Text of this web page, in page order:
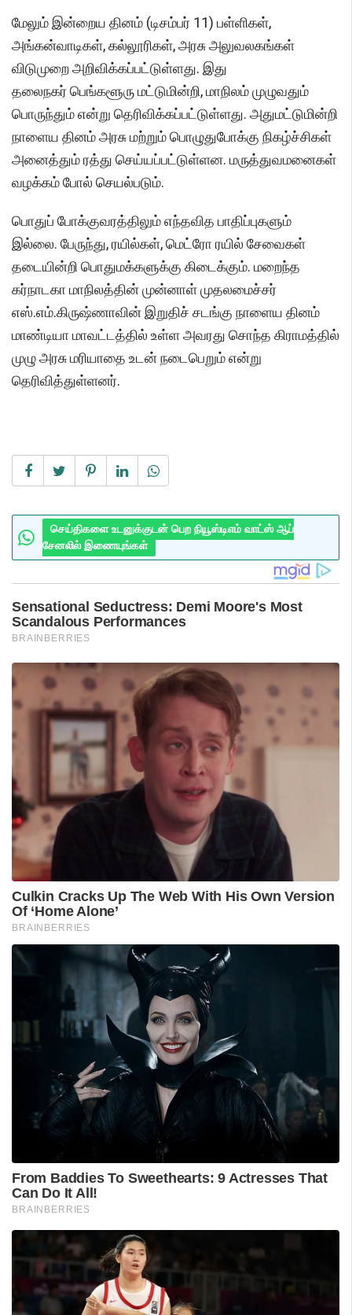
மேலும் இன்றைய தினம் (டிசம்பர் 11) பள்ளிகள்,
அங்கன்வாடிகள், கல்லூரிகள், அரசு அலுவலகங்கள்
விடுமுறை அறிவிக்கப்பட்டுள்ளது. இது
தலைநகர் பெங்களூரு மட்டுமின்றி, மாநிலம் முழுவதும்
பொருந்தும் என்று தெரிவிக்கப்பட்டுள்ளது. அதுமட்டுமின்றி
நாளைய தினம் அரசு மற்றும் பொழுதுபோக்கு நிகழ்ச்சிகள்
அனைத்தும் ரத்து செய்யப்பட்டுள்ளன. மருத்துவமனைகள்
வழக்கம் போல் செயல்படும்.
பொதுப் போக்குவரத்திலும் எந்தவித பாதிப்புகளும்
இல்லை. பேருந்து, ரயில்கள், மெட்ரோ ரயில் சேவைகள்
தடையின்றி பொதுமக்களுக்கு கிடைக்கும். மறைந்த
கர்நாடகா மாநிலத்தின் முன்னாள் முதலமைச்சர்
எஸ்.எம்.கிருஷ்ணாவின் இறுதிச் சடங்கு நாளைய தினம்
மாண்டியா மாவட்டத்தில் உள்ள அவரது சொந்த கிராமத்தில்
முழு அரசு மரியாதை உடன் நடைபெறும் என்று
தெரிவித்துள்ளனர்.
செய்திகளை உடனுக்குடன் பெற நியூஸ்டிஎம் வாட்ஸ் ஆப்
சேனலில் இணையுங்கள்